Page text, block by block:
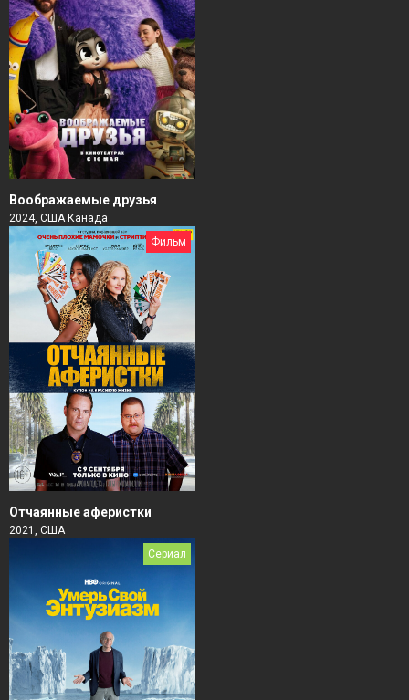
Воображаемые друзья
2024, США Канада
Фильм
Отчаянные аферистки
2021, США
Сериал